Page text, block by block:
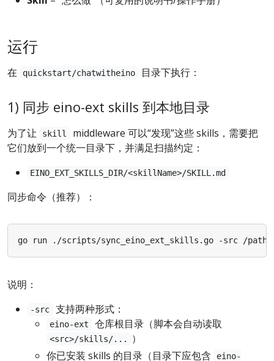
运行
在 quickstart/chatwitheino 目录下执行：
1) 同步 eino-ext skills 到本地目录
为了让 skill
middleware 可以“发现”这些 skills，需要把
它们放到一个统一目录下，并满足扫描约定：
EINO_EXT_SKILLS_DIR/<skillName>/SKILL.md
同步命令（推荐）：
说明：
-src 支持两种形式：
eino-ext 仓库根目录（脚本会自动读取
<src>/skills/...
）
你已安装 skills 的目录（目录下应包含
eino-